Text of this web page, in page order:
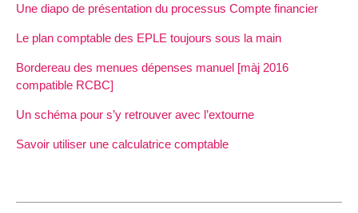
Une diapo de présentation du processus Compte financier
Le plan comptable des EPLE toujours sous la main
Bordereau des menues dépenses manuel [màj 2016
compatible RCBC]
Un schéma pour s’y retrouver avec l’extourne
Savoir utiliser une calculatrice comptable